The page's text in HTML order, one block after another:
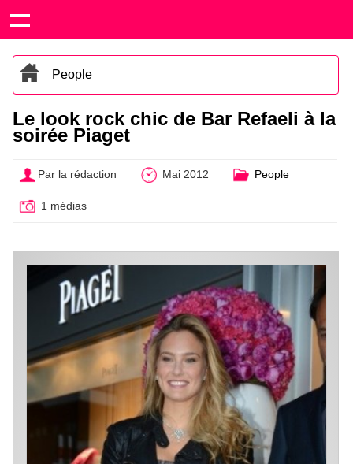
People
Le look rock chic de Bar Refaeli à la
soirée Piaget
Par la rédaction Mai 2012 People
1 médias